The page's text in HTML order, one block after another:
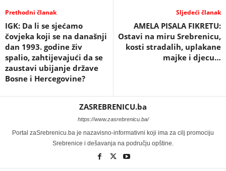
Prethodni članak
IGK: Da li se sjećamo
čovjeka koji se na današnji
dan 1993. godine živ
spalio, zahtijevajući da se
zaustavi ubijanje države
Bosne i Hercegovine?
Sljedeći članak
AMELA PISALA FIKRETU:
Ostavi na miru Srebrenicu,
kosti stradalih, uplakane
majke i djecu…
ZASREBRENICU.ba
https://www.zasrebrenicu.ba/
Portal zaSrebrenicu.ba je nazavisno-informativni koji ima za cilj promociju
Srebrenice i dešavanja na području opštine.